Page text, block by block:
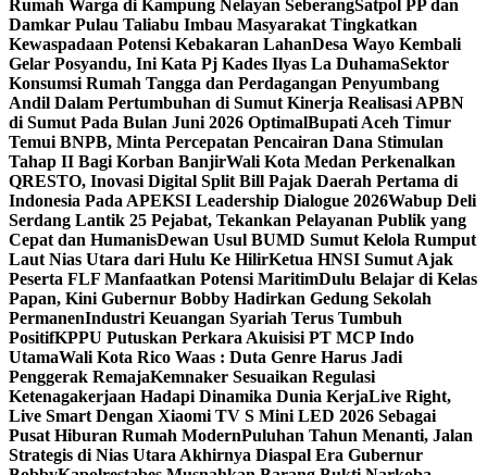
Rumah Warga di Kampung Nelayan SeberangSatpol PP dan
Damkar Pulau Taliabu Imbau Masyarakat Tingkatkan
Kewaspadaan Potensi Kebakaran LahanDesa Wayo Kembali
Gelar Posyandu, Ini Kata Pj Kades Ilyas La DuhamaSektor
Konsumsi Rumah Tangga dan Perdagangan Penyumbang
Andil Dalam Pertumbuhan di Sumut ‎ Kinerja Realisasi APBN
di Sumut Pada Bulan Juni 2026 Optimal‎‎Bupati Aceh Timur
Temui BNPB, Minta Percepatan Pencairan Dana Stimulan
Tahap II Bagi Korban BanjirWali Kota Medan Perkenalkan
QRESTO, Inovasi Digital Split Bill Pajak Daerah Pertama di
Indonesia Pada APEKSI Leadership Dialogue 2026Wabup Deli
Serdang Lantik 25 Pejabat, Tekankan Pelayanan Publik yang
Cepat dan HumanisDewan Usul BUMD Sumut Kelola Rumput
Laut Nias Utara dari Hulu Ke HilirKetua HNSI Sumut Ajak
Peserta FLF Manfaatkan Potensi MaritimDulu Belajar di Kelas
Papan, Kini Gubernur Bobby Hadirkan Gedung Sekolah
PermanenIndustri Keuangan Syariah Terus Tumbuh
PositifKPPU Putuskan Perkara Akuisisi PT MCP Indo
UtamaWali Kota Rico Waas : Duta Genre Harus Jadi
Penggerak RemajaKemnaker Sesuaikan Regulasi
Ketenagakerjaan Hadapi Dinamika Dunia KerjaLive Right,
Live Smart Dengan Xiaomi TV S Mini LED 2026 Sebagai
Pusat Hiburan Rumah ModernPuluhan Tahun Menanti, Jalan
Strategis di Nias Utara Akhirnya Diaspal Era Gubernur